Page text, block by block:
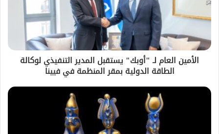
الأمين العام لـ "أوبك" يستقبل المدير التنفيذي لوكالة
الطاقة الدولية بمقر المنظمة في فيينا